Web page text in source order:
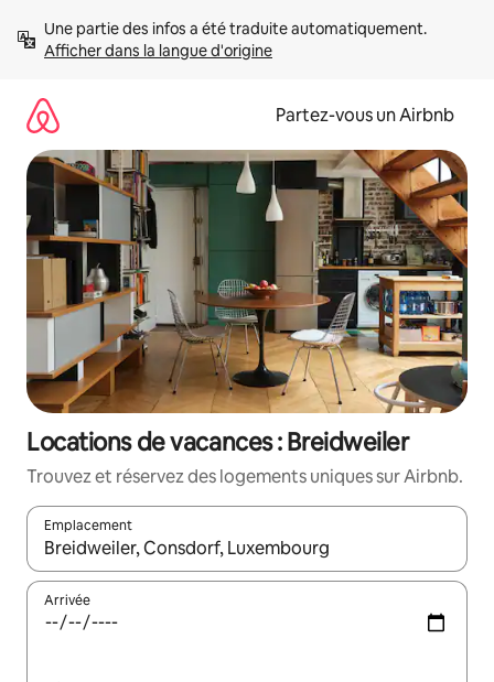
directement
Afficher dans la langue d'origine
Partez-vous un Airbnb
Locations de vacances : Breidweiler
Trouvez et réservez des logements uniques sur Airbnb.
Emplacement
Quand les résultats sont affichés, parcourez-les en utilisant
Arrivée